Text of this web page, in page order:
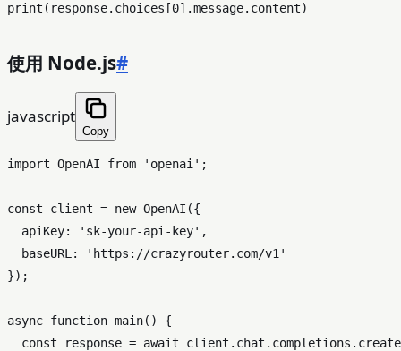
print (response.choices[0
使用 Node.js#
javascript
Copy
import OpenAI from 'openai' ;
const client = new OpenAI ({
apiKey: 'sk-your-api-key' ,
baseURL :
'https://crazyrouter.com/v1'
});
async function main( ) {
const response = await client. chat . completions . create